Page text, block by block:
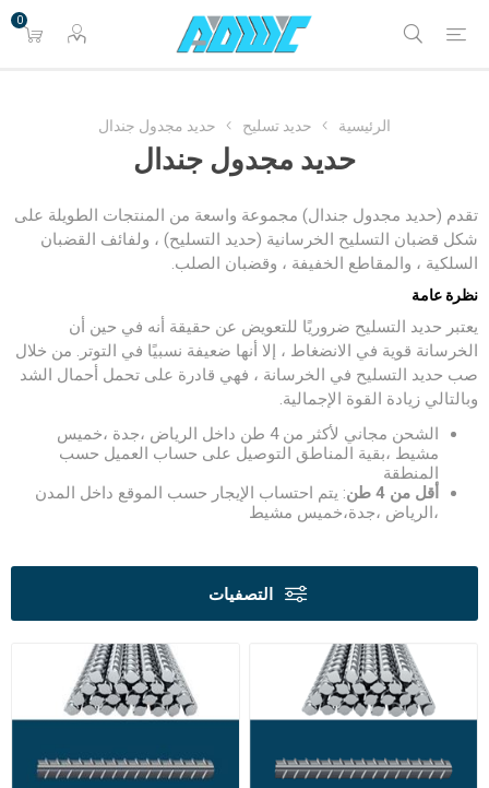
0
الرئيسية حديد تسليح حديد مجدول جندال
حديد مجدول جندال
تقدم (حديد مجدول جندال) مجموعة واسعة من المنتجات الطويلة على
شكل قضبان التسليح الخرسانية (حديد التسليح) ، ولفائف القضبان
السلكية ، والمقاطع الخفيفة ، وقضبان الصلب.
نظرة عامة
يعتبر حديد التسليح ضروريًا للتعويض عن حقيقة أنه في حين أن
الخرسانة قوية في الانضغاط ، إلا أنها ضعيفة نسبيًا في التوتر. من خلال
صب حديد التسليح في الخرسانة ، فهي قادرة على تحمل أحمال الشد
وبالتالي زيادة القوة الإجمالية.
الشحن مجاني لأكثر من 4 طن داخل الرياض ،جدة ،خميس
مشيط ،بقية المناطق التوصيل على حساب العميل حسب
المنطقة
أقل من 4 طن
: يتم احتساب الإيجار حسب الموقع داخل المدن
،الرياض ،جدة،خميس مشيط
التصفيات